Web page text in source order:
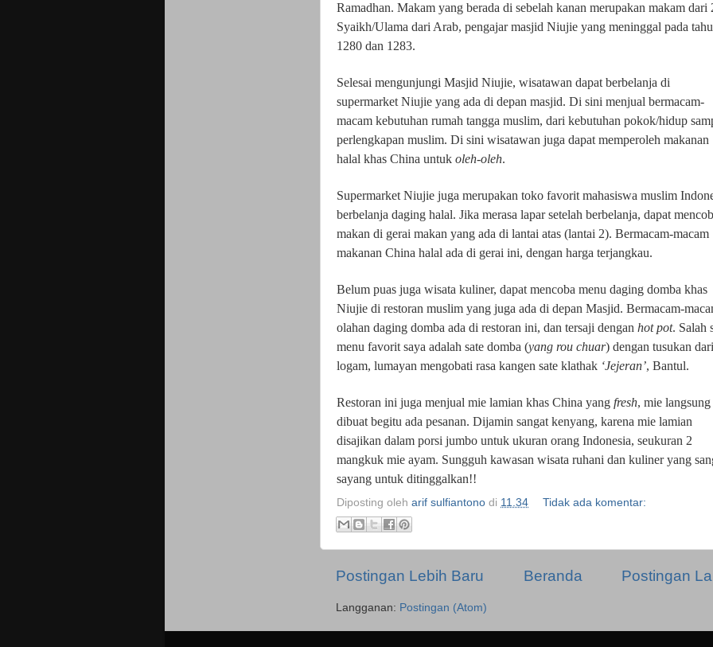
Ramadhan. Makam yang berada di sebelah kanan merupakan makam dari
Syaikh/Ulama dari Arab, pengajar masjid Niujie yang meninggal pada
1280 dan 1283.
Selesai mengunjungi Masjid Niujie, wisatawan dapat berbelanja di
supermarket Niujie yang ada di depan masjid. Di sini menjual bermacam-
macam kebutuhan rumah tangga muslim, dari kebutuhan pokok/hidup
perlengkapan muslim. Di sini wisatawan juga dapat memperoleh makanan
halal khas China untuk oleh-oleh.
Supermarket Niujie juga merupakan toko favorit mahasiswa muslim
berbelanja daging halal. Jika merasa lapar setelah berbelanja, dapat
makan di gerai makan yang ada di lantai atas (lantai 2). Bermacam-macam
makanan China halal ada di gerai ini, dengan harga terjangkau.
Belum puas juga wisata kuliner, dapat mencoba menu daging domba khas
Niujie di restoran muslim yang juga ada di depan Masjid. Bermacam-
olahan daging domba ada di restoran ini, dan tersaji dengan hot pot. Salah
menu favorit saya adalah sate domba (yang rou chuar) dengan tusukan dari
logam, lumayan mengobati rasa kangen sate klathak ‘Jejeran’, Bantul.
Restoran ini juga menjual mie lamian khas China yang fresh, mie langsung
dibuat begitu ada pesanan. Dijamin sangat kenyang, karena mie lamian
disajikan dalam porsi jumbo untuk ukuran orang Indonesia, seukuran 2
mangkuk mie ayam. Sungguh kawasan wisata ruhani dan kuliner yang
sayang untuk ditinggalkan!!
Diposting oleh arif sulfiantono di 11.34 Tidak ada komentar:
Postingan Lebih Baru Postingan
Beranda
Langganan: Postingan (Atom)